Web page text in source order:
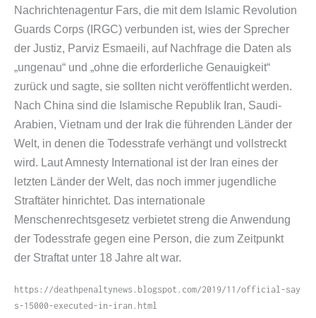
Nachrichtenagentur Fars, die mit dem Islamic Revolution
Guards Corps (IRGC) verbunden ist, wies der Sprecher
der Justiz, Parviz Esmaeili, auf Nachfrage die Daten als
„ungenau“ und „ohne die erforderliche Genauigkeit“
zurück und sagte, sie sollten nicht veröffentlicht werden.
Nach China sind die Islamische Republik Iran, Saudi-​
Arabien, Vietnam und der Irak die führenden Länder der
Welt, in denen die Todesstrafe verhängt und vollstreckt
wird. Laut Amnesty International ist der Iran eines der
letzten Länder der Welt, das noch immer jugendliche
Straftäter hinrichtet. Das internationale
Menschenrechtsgesetz verbietet streng die Anwendung
der Todesstrafe gegen eine Person, die zum Zeitpunkt
der Straftat unter 18 Jahre alt war.
https://​deathpenaltynews​.blogspot​.com/​2​0​1​9​/​1​1​/​o​f​f​i​c​i​a​l​-​s​a​y​
s​-​1​5​0​0​0​-​e​x​e​c​u​t​e​d​-​i​n​-​i​r​a​n​.​h​tml